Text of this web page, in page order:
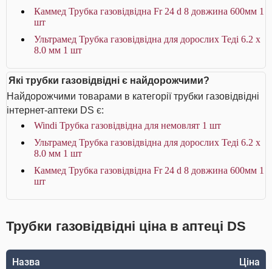
Каммед Трубка газовідвідна Fr 24 d 8 довжина 600мм 1
шт
Ультрамед Трубка газовідвідна для дорослих Теді 6.2 х
8.0 мм 1 шт
Які трубки газовідвідні є найдорожчими?
Найдорожчими товарами в категорії трубки газовідвідні
інтернет-аптеки DS є:
Windi Трубка газовідвідна для немовлят 1 шт
Ультрамед Трубка газовідвідна для дорослих Теді 6.2 х
8.0 мм 1 шт
Каммед Трубка газовідвідна Fr 24 d 8 довжина 600мм 1
шт
Трубки газовідвідні ціна в аптеці DS
Назва Ціна